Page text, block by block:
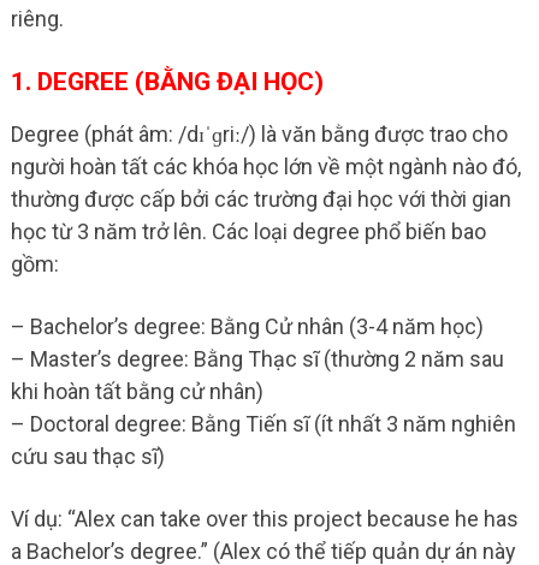
riêng.
1. DEGREE (BẰNG ĐẠI HỌC)
Degree (phát âm: /dɪˈɡriː/) là văn bằng được trao cho
người hoàn tất các khóa học lớn về một ngành nào đó,
thường được cấp bởi các trường đại học với thời gian
học từ 3 năm trở lên. Các loại degree phổ biến bao
gồm:
– Bachelor’s degree: Bằng Cử nhân (3-4 năm học)
– Master’s degree: Bằng Thạc sĩ (thường 2 năm sau
khi hoàn tất bằng cử nhân)
– Doctoral degree: Bằng Tiến sĩ (ít nhất 3 năm nghiên
cứu sau thạc sĩ)
Ví dụ: “Alex can take over this project because he has
a Bachelor’s degree.” (Alex có thể tiếp quản dự án này